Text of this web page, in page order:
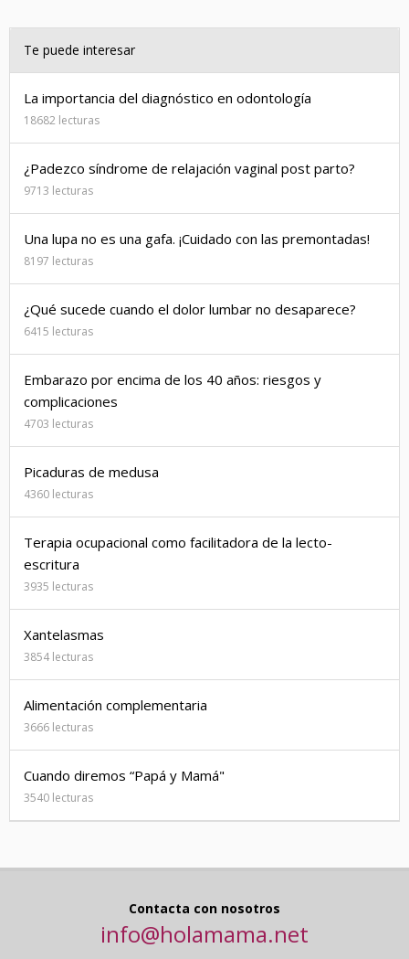
Te puede interesar
La importancia del diagnóstico en odontología
18682 lecturas
¿Padezco síndrome de relajación vaginal post parto?
9713 lecturas
Una lupa no es una gafa. ¡Cuidado con las premontadas!
8197 lecturas
¿Qué sucede cuando el dolor lumbar no desaparece?
6415 lecturas
Embarazo por encima de los 40 años: riesgos y
complicaciones
4703 lecturas
Picaduras de medusa
4360 lecturas
Terapia ocupacional como facilitadora de la lecto-
escritura
3935 lecturas
Xantelasmas
3854 lecturas
Alimentación complementaria
3666 lecturas
Cuando diremos “Papá y Mamá"
3540 lecturas
Contacta con nosotros
info@holamama.net